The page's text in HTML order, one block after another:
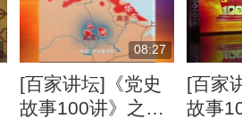
08:27
[百家讲坛]《党史
故事100讲》之中
[百家
故事